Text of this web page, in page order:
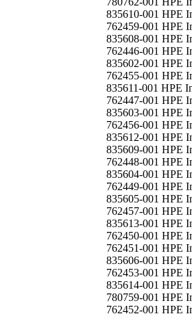
835610-001 HPE
762459-001 HPE
835608-001 HPE
762446-001 HPE
835602-001 HPE
762455-001 HPE
835611-001 HPE
762447-001 HPE
835603-001 HPE
762456-001 HPE
835612-001 HPE
835609-001 HPE
762448-001 HPE
835604-001 HPE
762449-001 HPE
835605-001 HPE
762457-001 HPE
835613-001 HPE
762450-001 HPE
762451-001 HPE
835606-001 HPE
762453-001 HPE
835614-001 HPE
780759-001 HPE
762452-001 HPE